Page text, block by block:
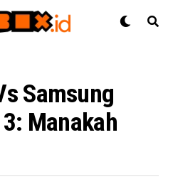
Samsung
Manakah